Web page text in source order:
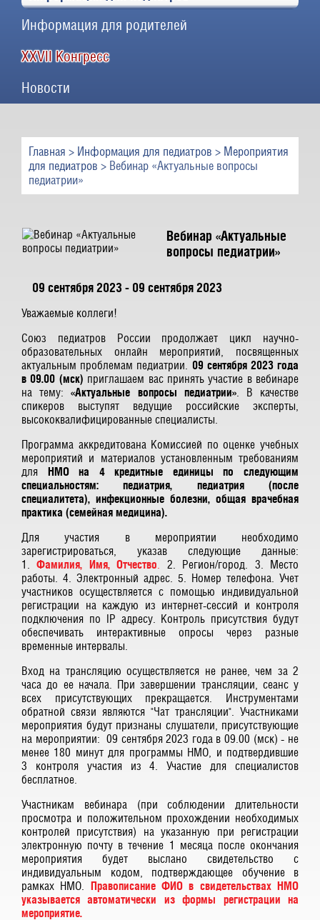
Информация для родителей
XXVII Конгресс
Новости
Главная > Информация для педиатров > Мероприятия
для педиатров > Вебинар «Актуальные вопросы
педиатрии»
Вебинар «Актуальные
вопросы педиатрии»
09 сентября 2023 - 09 сентября 2023
Уважаемые коллеги!
Союз педиатров России продолжает цикл научно-
образовательных онлайн мероприятий, посвященных
актуальным проблемам педиатрии. 09 сентября 2023 года
в 09.00 (мск) приглашаем вас принять участие в вебинаре
на тему:«Актуальные вопросы педиатрии». В качестве
спикеров выступят ведущие российские эксперты,
высококвалифицированные специалисты.
Программа аккредитована Комиссией по оценке учебных
мероприятий и материалов установленным требованиям
для НМО на 4 кредитные единицы по следующим
специальностям: педиатрия, педиатрия (после
специалитета), инфекционные болезни, общая врачебная
практика (семейная медицина).
Для участия в мероприятии необходимо
зарегистрироваться, указав следующие данные:
1.Фамилия, Имя, Отчество
2. Регион/город. 3. Место
работы. 4. Электронный адрес. 5. Номер телефона. Учет
участников осуществляется с помощью индивидуальной
регистрации на каждую из интернет-сессий и контроля
подключения по IP адресу. Контроль присутствия будут
обеспечивать интерактивные опросы через разные
временные интервалы.
Вход на трансляцию осуществляется не ранее, чем за 2
часа до ее начала. При завершении трансляции, сеанс у
всех присутствующих прекращается. Инструментами
обратной связи являются "Чат трансляции". Участниками
мероприятия будут признаны слушатели, присутствующие
на мероприятии: 09 сентября 2023 года в 09.00 (мск) - не
менее 180 минут для программы НМО, и подтвердившие
3 контроля участия из 4. Участие для специалистов
бесплатное.
Участникам вебинара (при соблюдении длительности
просмотра и положительном прохождении необходимых
контролей присутствия) на указанную при регистрации
электронную почту в течение 1 месяца после окончания
мероприятия будет выслано свидетельство с
индивидуальным кодом, подтверждающее обучение в
рамках НМО. Правописание ФИО в свидетельствах НМО
указывается автоматически из формы регистрации на
мероприятие.